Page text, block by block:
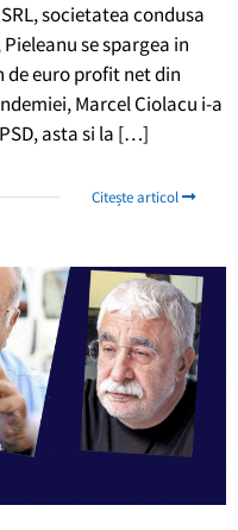
SRL, societatea condusa
se spargea in
euro profit net din
Marcel Ciolacu i-a
asta si la […]
Citește articol